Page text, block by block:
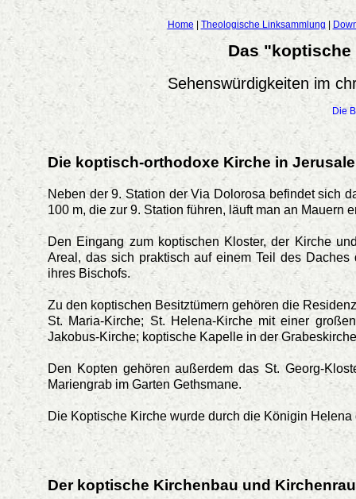
Home| Theologische Linksammlung
Das
Sehenswürdigkeiten im
Die
Die koptisch-orthodoxe Kirche in
Neben der 9. Station der Via Dolorosa befindet sich
100 m, die zur 9. Station führen, läuft man an Mauern
Den Eingang zum koptischen Kloster, der Kirche
Areal, das sich praktisch auf einem Teil des
ihres Bischofs.
Zu den koptischen Besitztümern gehören die
St. Maria-Kirche; St. Helena-Kirche mit einer
Jakobus-Kirche; koptische Kapelle in der
Den Kopten gehören außerdem das St. Georg-
Mariengrab im Garten Gethsmane.
Die Koptische Kirche wurde durch die Königin
Der koptische Kirchenbau und